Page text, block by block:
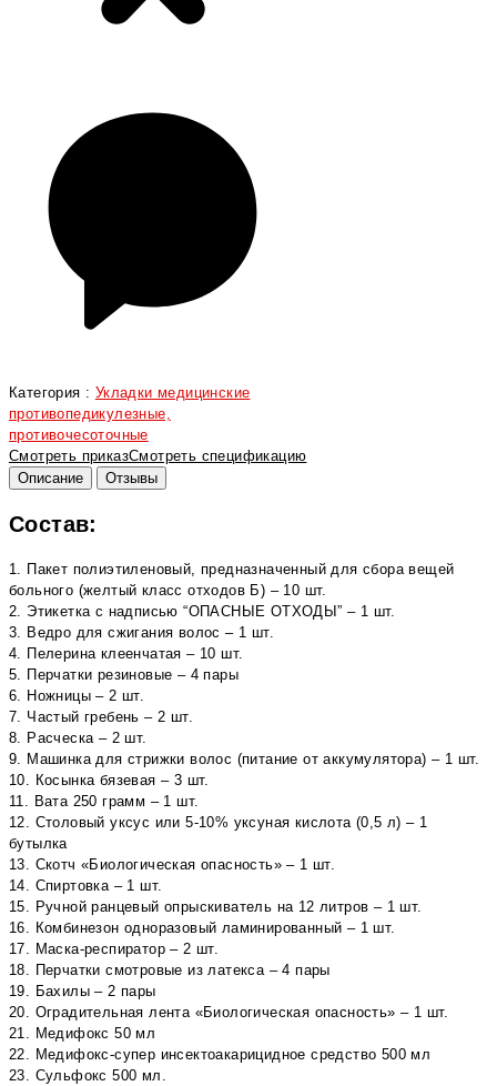
Категория : Укладки медицинские
противопедикулезные,
противочесоточные
Смотреть приказСмотреть спецификацию
Описание
Отзывы
Состав:
1. Пакет полиэтиленовый, предназначенный для сбора вещей
больного (желтый класс отходов Б) – 10 шт.
2. Этикетка с надписью “ОПАСНЫЕ ОТХОДЫ” – 1 шт.
3. Ведро для сжигания волос – 1 шт.
4. Пелерина клеенчатая – 10 шт.
5. Перчатки резиновые – 4 пары
6. Ножницы – 2 шт.
7. Частый гребень – 2 шт.
8. Расческа – 2 шт.
9. Машинка для стрижки волос (питание от аккумулятора) – 1 шт.
10. Косынка бязевая – 3 шт.
11. Вата 250 грамм – 1 шт.
12. Столовый уксус или 5-10% уксуная кислота (0,5 л) – 1
бутылка
13. Скотч «Биологическая опасность» – 1 шт.
14. Спиртовка – 1 шт.
15. Ручной ранцевый опрыскиватель на 12 литров – 1 шт.
16. Комбинезон одноразовый ламинированный – 1 шт.
17. Маска-респиратор – 2 шт.
18. Перчатки смотровые из латекса – 4 пары
19. Бахилы – 2 пары
20. Оградительная лента «Биологическая опасность» – 1 шт.
21. Медифокс 50 мл
22. Медифокс-супер инсектоакарицидное средство 500 мл
23. Сульфокс 500 мл.